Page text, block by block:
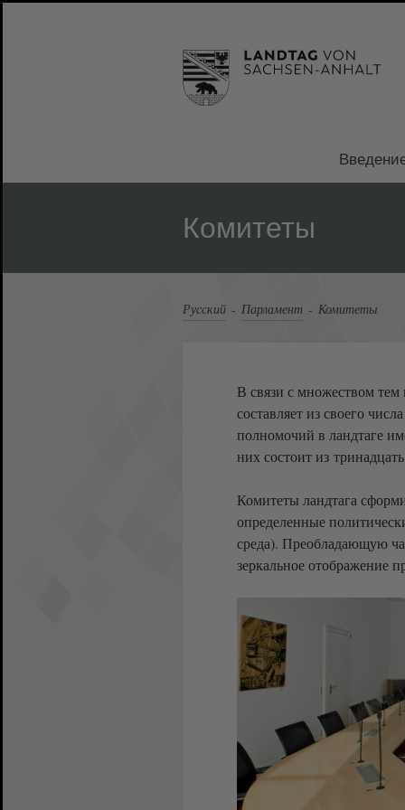
Комитеты
Русский Парламент Комитеты
В связи с множеством тем
составляет из своего
полномочий в ландтаге
них состоит из
Комитеты ландтага
определенные
среда). Преобладающую
зеркальное отображение